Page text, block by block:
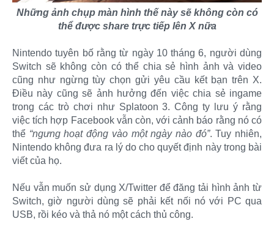
Những ảnh chụp màn hình thế này sẽ không còn có
thể được share trực tiếp lên X nữa
Nintendo tuyên bố rằng từ ngày 10 tháng 6, người dùng
Switch sẽ không còn có thể chia sẻ hình ảnh và video
cũng như ngừng tùy chọn gửi yêu cầu kết bạn trên X.
Điều này cũng sẽ ảnh hưởng đến việc chia sẻ ingame
trong các trò chơi như Splatoon 3. Công ty lưu ý rằng
việc tích hợp Facebook vẫn còn, với cảnh báo rằng nó có
thể “ngưng hoạt động vào một ngày nào đó”. Tuy nhiên,
Nintendo không đưa ra lý do cho quyết định này trong bài
viết của họ.
Nếu vẫn muốn sử dụng X/Twitter để đăng tải hình ảnh từ
Switch, giờ người dùng sẽ phải kết nối nó với PC qua
USB, rồi kéo và thả nó một cách thủ công.